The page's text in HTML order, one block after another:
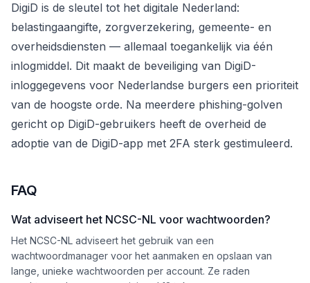
DigiD is de sleutel tot het digitale Nederland:
belastingaangifte, zorgverzekering, gemeente- en
overheidsdiensten — allemaal toegankelijk via één
inlogmiddel. Dit maakt de beveiliging van DigiD-
inloggegevens voor Nederlandse burgers een prioriteit
van de hoogste orde. Na meerdere phishing-golven
gericht op DigiD-gebruikers heeft de overheid de
adoptie van de DigiD-app met 2FA sterk gestimuleerd.
FAQ
Wat adviseert het NCSC-NL voor wachtwoorden?
Het NCSC-NL adviseert het gebruik van een
wachtwoordmanager voor het aanmaken en opslaan van
lange, unieke wachtwoorden per account. Ze raden